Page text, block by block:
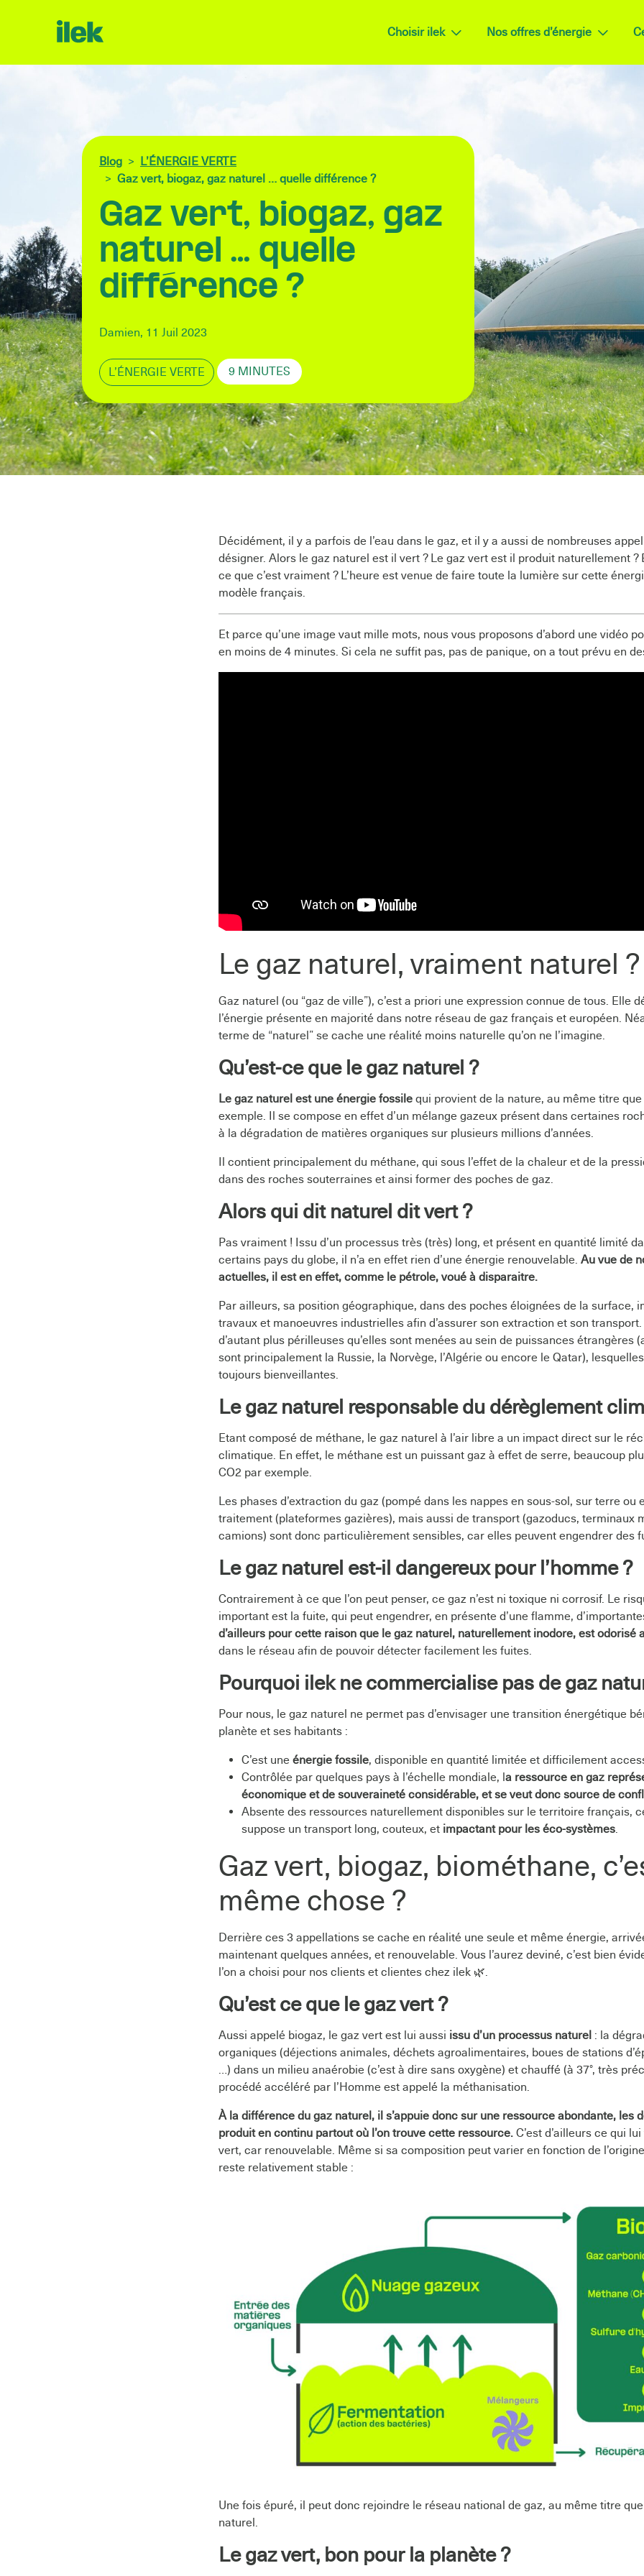
Choisir ilek Nos offres d’énergie
Blog
L’ÉNERGIE VERTE
Gaz vert, biogaz, gaz naturel … quelle différence ?
Gaz vert, biogaz, gaz
naturel … quelle
différence ?
Damien, 11 Juil 2023
L’ÉNERGIE VERTE 9 MINUTES
Décidément, il y a parfois de l’eau dans le gaz, et il y a aussi de nombreuses
désigner. Alors le gaz naturel est il vert ? Le gaz vert est il produit naturellement ?
ce que c’est vraiment ? L’heure est venue de faire toute la lumière sur cette
modèle français.
Et parce qu’une image vaut mille mots, nous vous proposons d’abord une vidéo
en moins de 4 minutes. Si cela ne suffit pas, pas de panique, on a tout prévu en
Le gaz naturel, vraiment naturel ?
Gaz naturel (ou “gaz de ville”), c’est a priori une expression connue de tous. Elle
l’énergie présente en majorité dans notre réseau de gaz français et européen.
terme de “naturel” se cache une réalité moins naturelle qu’on ne l’imagine.
Qu’est-ce que le gaz naturel ?
Le gaz naturel est une énergie fossile qui provient de la nature, au même titre
exemple. Il se compose en effet d’un mélange gazeux présent dans certaines
à la dégradation de matières organiques sur plusieurs millions d’années.
Il contient principalement du méthane, qui sous l’effet de la chaleur et de la
dans des roches souterraines et ainsi former des poches de gaz.
Alors qui dit naturel dit vert ?
Pas vraiment ! Issu d’un processus très (très) long, et présent en quantité limité
certains pays du globe, il n’a en effet rien d’une énergie renouvelable. Au vue de
actuelles, il est en effet, comme le pétrole, voué à disparaitre.
Par ailleurs, sa position géographique, dans des poches éloignées de la surface,
travaux et manoeuvres industrielles afin d’assurer son extraction et son
d’autant plus périlleuses qu’elles sont menées au sein de puissances étrangères
sont principalement la Russie, la Norvège, l’Algérie ou encore le Qatar),
toujours bienveillantes.
Le gaz naturel responsable du dérèglement
Etant composé de méthane, le gaz naturel à l’air libre a un impact direct sur le
climatique. En effet, le méthane est un puissant gaz à effet de serre, beaucoup
CO2 par exemple.
Les phases d’extraction du gaz (pompé dans les nappes en sous-sol, sur terre ou
traitement (plateformes gazières), mais aussi de transport (gazoducs, terminaux
camions) sont donc particulièrement sensibles, car elles peuvent engendrer des
Le gaz naturel est-il dangereux pour l’homme ?
Contrairement à ce que l’on peut penser, ce gaz n’est ni toxique ni corrosif. Le
important est la fuite, qui peut engendrer, en présente d’une flamme,
d’ailleurs pour cette raison que le gaz naturel, naturellement inodore, est odorisé
dans le réseau afin de pouvoir détecter facilement les fuites.
Pourquoi ilek ne commercialise pas de gaz
Pour nous, le gaz naturel ne permet pas d’envisager une transition énergétique
planète et ses habitants :
C’est une énergie fossile, disponible en quantité limitée et difficilement
Contrôlée par quelques pays à l’échelle mondiale, la ressource en gaz
économique et de souveraineté considérable, et se veut donc source de
Absente des ressources naturellement disponibles sur le territoire français,
suppose un transport long, couteux, et impactant pour les éco-systèmes.
Gaz vert, biogaz, biométhane,
même chose ?
Derrière ces 3 appellations se cache en réalité une seule et même énergie,
maintenant quelques années, et renouvelable. Vous l’aurez deviné, c’est bien
l’on a choisi pour nos clients et clientes chez ilek 🌿.
Qu’est ce que le gaz vert ?
Aussi appelé biogaz, le gaz vert est lui aussi issu d’un processus naturel : la
organiques (déjections animales, déchets agroalimentaires, boues de stations
…) dans un milieu anaérobie (c’est à dire sans oxygène) et chauffé (à 37°, très
procédé accéléré par l’Homme est appelé la méthanisation.
À la différence du gaz naturel, il s’appuie donc sur une ressource abondante, les
produit en continu partout où l’on trouve cette ressource. C’est d’ailleurs ce qui
vert, car renouvelable. Même si sa composition peut varier en fonction de
reste relativement stable :
Une fois épuré, il peut donc rejoindre le réseau national de gaz, au même titre
naturel.
Le gaz vert, bon pour la planète ?